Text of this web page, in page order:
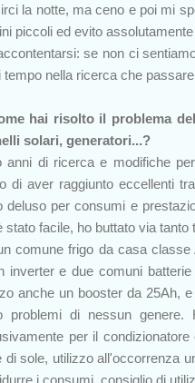
la notte, ma ceno e poi mi
piccoli ed evito
se non ci
tempo nella ricerca che
hai risolto il problema
solari, generatori...?
anni di ricerca e modifiche
di aver raggiunto eccellenti
deluso per consumi e
stato facile, ho buttato via
comune frigo da casa
inverter e due comuni
anche un booster da 25Ah,
problemi di nessun
per il
di sole, utilizzo all'occorrenza
i consumi, consiglio di